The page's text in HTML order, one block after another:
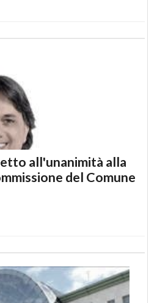
all'unanimità alla
del Comune